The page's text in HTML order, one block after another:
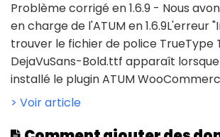
Problème corrigé en 1.6.9 - Nous
en charge de l'ATUM en 1.6.9L'erreur
trouver le fichier de police TrueType
DejaVuSans-Bold.ttf apparaît
installé le plugin ATUM
> Voir article